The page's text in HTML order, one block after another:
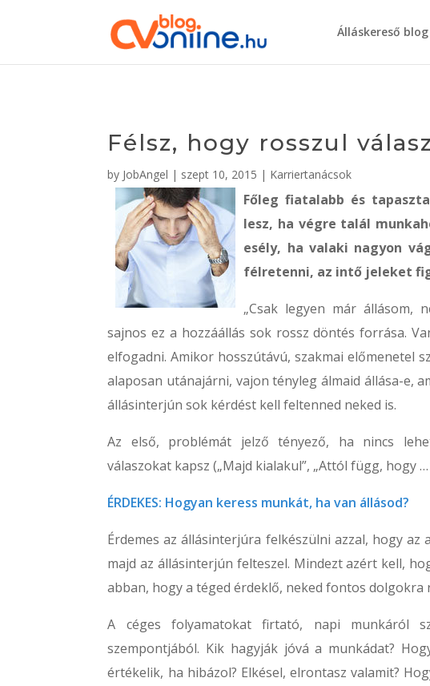
Álláskereső blog
Félsz, hogy rosszul
by JobAngel | szept 10, 2015 | Karriertanácsok
Főleg fiatalabb és
lesz, ha végre talál
esély, ha valaki nagyon
félretenni, az intő jeleket
„Csak legyen már állásom,
sajnos ez a hozzáállás sok rossz döntés forrása.
elfogadni. Amikor hosszútávú, szakmai előmenetel
alaposan utánajárni, vajon tényleg álmaid állása-e,
állásinterjún sok kérdést kell feltenned neked is.
Az első, problémát jelző tényező, ha nincs
válaszokat kapsz („Majd kialakul”, „Attól függ, hogy
ÉRDEKES: Hogyan keress munkát, ha van állásod?
Érdemes az állásinterjúra felkészülni azzal, hogy
majd az állásinterjún felteszel. Mindezt azért kell,
abban, hogy a téged érdeklő, neked fontos dolgokra
A céges folyamatokat firtató, napi munkáról
szempontjából. Kik hagyják jóvá a munkádat?
értékelik, ha hibázol? Elkésel, elrontasz valamit?